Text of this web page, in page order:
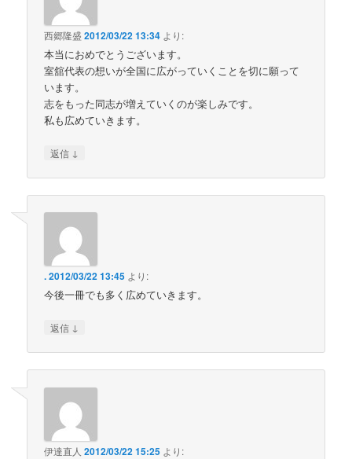
西郷隆盛 2012/03/22 13:34 より:
本当におめでとうございます。
室舘代表の想いが全国に広がっていくことを切に願って
います。
志をもった同志が増えていくのが楽しみです。
私も広めていきます。
返信 ↓
.2012/03/22 13:45 より:
今後一冊でも多く広めていきます。
返信 ↓
伊達直人 2012/03/22 15:25 より: